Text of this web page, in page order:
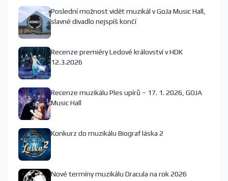
Poslední možnost vidět muzikál v GoJa Music Hall,
slavné divadlo nejspíš končí
Recenze premiéry Ledové království v HDK
12.3.2026
Recenze muzikálu Ples upírů – 17. 1. 2026, GOJA
Music Hall
Konkurz do muzikálu Biograf láska 2
Nové termíny muzikálu Dracula na rok 2026